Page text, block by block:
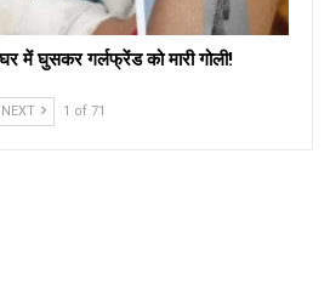
में घुसकर गर्लफ्रेंड को मारी गोली!
NEXT 1 of 71